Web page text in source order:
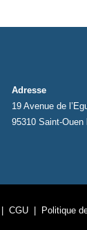
Adresse
19 Avenue de
95310 Saint-Ouen
|CGU Politique